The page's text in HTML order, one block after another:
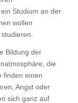
Studium an der
wollen
Bildung der
die
finden einen
Angst oder
sich ganz auf